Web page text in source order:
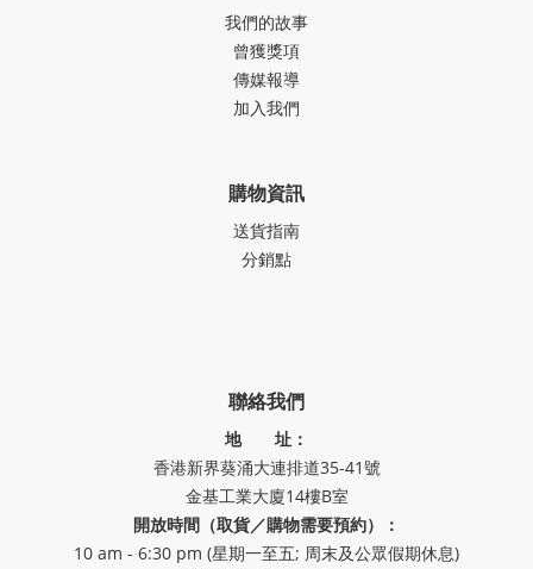
我們的故事
曾獲獎項
傳媒報導
加入我們
購物資訊
送貨指南
分銷點
聯絡我們
地 址：
香港新界葵涌大連排道35-41號
金基工業大廈14樓B室
開放時間（取貨／購物需要預約）：
10 am - 6:30 pm (星期一至五; 周末及公眾假期休息)